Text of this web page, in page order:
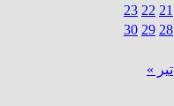
تیر »
21
22
23
28
29
30